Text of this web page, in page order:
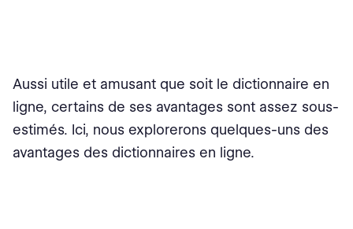
Aussi utile et amusant que soit le dictionnaire en
ligne, certains de ses avantages sont assez sous-
estimés. Ici, nous explorerons quelques-uns des
avantages des dictionnaires en ligne.